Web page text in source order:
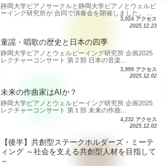
静岡大学ピアノサークルと静岡大学ピアノとウェルビ
ーイング研究所が 合同で演奏会を開催しました。 ...
3,024 アクセス
2025.12.23
童謡・唱歌の歴史と日本の四季
静岡大学ピアノとウェルビーイング研究所 企画2025
レクチャーコンサート 第２部 日本の音楽...
3,999 アクセス
2025.12.02
未来の作曲家はAIか？
静岡大学ピアノとウェルビーイング研究所 企画2025
レクチャーコンサート 第１部 未来の作曲...
4,232 アクセス
2025.12.02
【後半】共創型ステークホルダーズ・ミーテ
ィング ～社会を支える共創型人材を目指して
～